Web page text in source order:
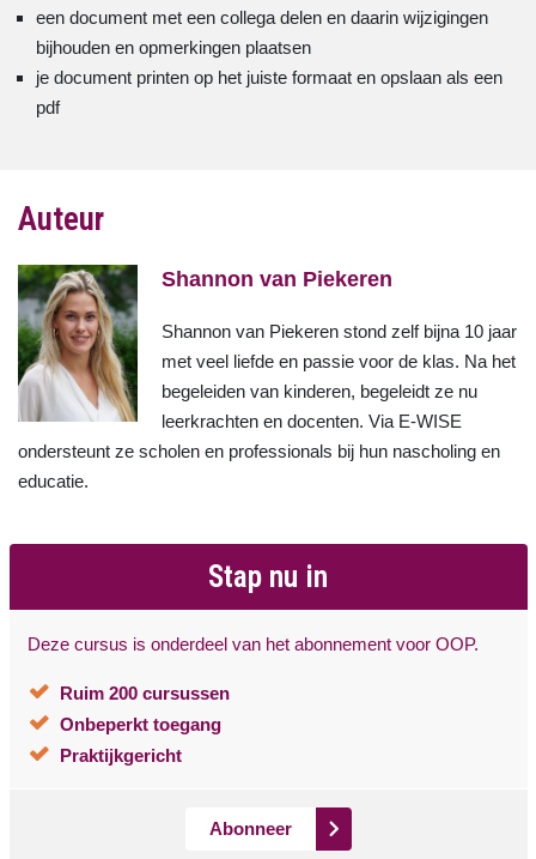
een document met een collega delen en daarin wijzigingen
bijhouden en opmerkingen plaatsen
je document printen op het juiste formaat en opslaan als een
pdf
Auteur
Shannon van Piekeren
Shannon van Piekeren stond zelf bijna 10 jaar
met veel liefde en passie voor de klas. Na het
begeleiden van kinderen, begeleidt ze nu
leerkrachten en docenten. Via E-WISE
ondersteunt ze scholen en professionals bij hun nascholing en
educatie.
Stap nu in
Deze cursus is onderdeel van het abonnement voor OOP.
Ruim 200 cursussen
Onbeperkt toegang
Praktijkgericht
Abonneer